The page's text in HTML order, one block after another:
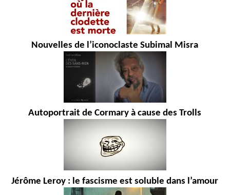
Nouvelles de l’iconoclaste Subimal Misra
Autoportrait de Cormary à cause des Trolls
Jérôme Leroy : le fascisme est soluble dans l’amour